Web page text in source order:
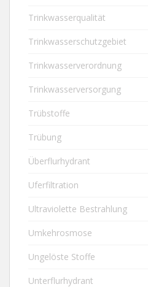
Trinkwasserqualität
Trinkwasserschutzgebiet
Trinkwasserverordnung
Trinkwasserversorgung
Trübstoffe
Trübung
Überflurhydrant
Uferfiltration
Ultraviolette Bestrahlung
Umkehrosmose
Ungelöste Stoffe
Unterflurhydrant